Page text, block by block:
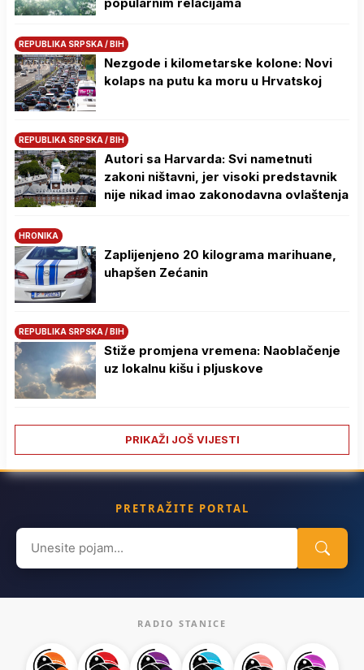
REPUBLIKA SRPSKA / BIH
Nezgode i kilometarske kolone: Novi
kolaps na putu ka moru u Hrvatskoj
REPUBLIKA SRPSKA / BIH
Autori sa Harvarda: Svi nametnuti
zakoni ništavni, jer visoki predstavnik
nije nikad imao zakonodavna ovlaštenja
HRONIKA
Zaplijenjeno 20 kilograma marihuane,
uhapšen Zećanin
REPUBLIKA SRPSKA / BIH
Stiže promjena vremena: Naoblačenje
uz lokalnu kišu i pljuskove
PRIKAŽI JOŠ VIJESTI
PRETRAŽITE PORTAL
Search
for:
RADIO STANICE